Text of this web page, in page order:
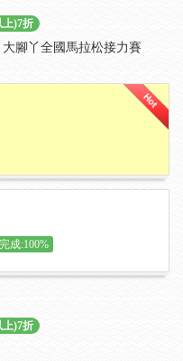
上)7折
腳丫全國馬拉松接力賽
成:100%
上)7折